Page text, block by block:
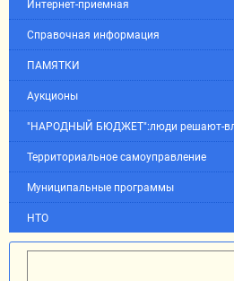
Интернет-приемная
Справочная информация
ПАМЯТКИ
Аукционы
"НАРОДНЫЙ БЮДЖЕТ":люди решают-
Территориальное самоуправление
Муниципальные программы
НТО